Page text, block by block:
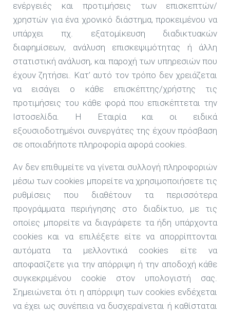
ενέργειές και προτιμήσεις των επισκεπτών/
χρηστών για ένα χρονικό διάστημα, προκειμένου να
υπάρχει πχ. εξατομίκευση διαδικτυακών
διαφημίσεων, ανάλυση επισκεψιμότητας ή άλλη
στατιστική ανάλυση, και παροχή των υπηρεσιών που
έχουν ζητήσει. Κατ’ αυτό τον τρόπο δεν χρειάζεται
να εισάγει ο κάθε επισκέπτης/χρήστης τις
προτιμήσεις του κάθε φορά που επισκέπτεται την
Ιστοσελίδα. Η Εταιρία και οι ειδικά
εξουσιοδοτημένοι συνεργάτες της έχουν πρόσβαση
σε οποιαδήποτε πληροφορία αφορά cookies.
Αν δεν επιθυμείτε να γίνεται συλλογή πληροφοριών
μέσω των cookies μπορείτε να χρησιμοποιήσετε τις
ρυθμίσεις που διαθέτουν τα περισσότερα
προγράμματα περιήγησης στο διαδίκτυο, με τις
οποίες μπορείτε να διαγράφετε τα ήδη υπάρχοντα
cookies και να επιλέξετε είτε να απορρίπτονται
αυτόματα τα μελλοντικά cookies είτε να
αποφασίζετε για την απόρριψη ή την αποδοχή κάθε
συγκεκριμένου cookie στον υπολογιστή σας.
Σημειώνεται ότι η απόρριψη των cookies ενδέχεται
να έχει ως συνέπεια να δυσχεραίνεται ή καθίσταται